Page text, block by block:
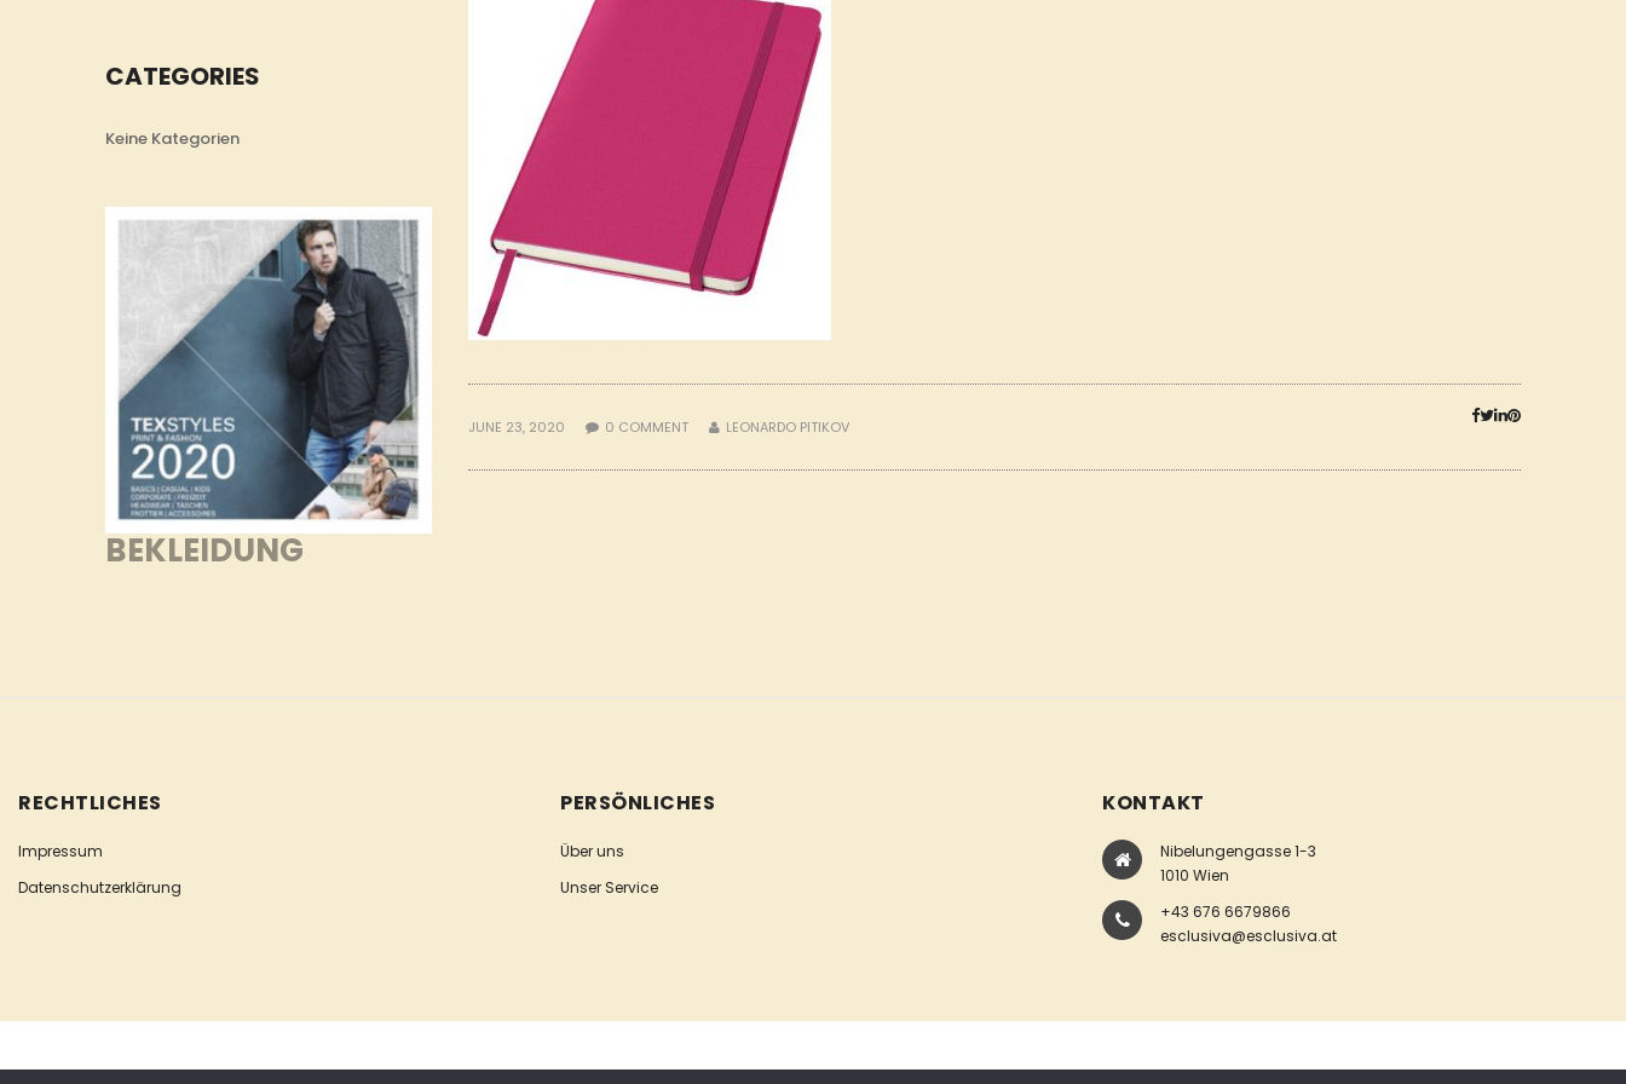
CATEGORIES
Keine Kategorien
BEKLEIDUNG
JUNE 23, 2020 0 COMMENT LEONARDO PITIKOV
RECHTLICHES
Impressum
Datenschutzerklärung
PERSÖNLICHES
Über uns
Unser Service
KONTAKT
Nibelungengasse 1-3
1010 Wien
+43 676 6679866
esclusiva@esclusiva.at